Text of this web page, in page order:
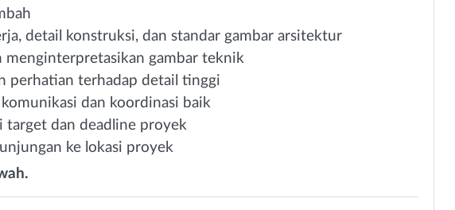
detail konstruksi, dan standar gambar arsitektur
menginterpretasikan gambar teknik
perhatian terhadap detail tinggi
dan koordinasi baik
target dan deadline proyek
ke lokasi proyek